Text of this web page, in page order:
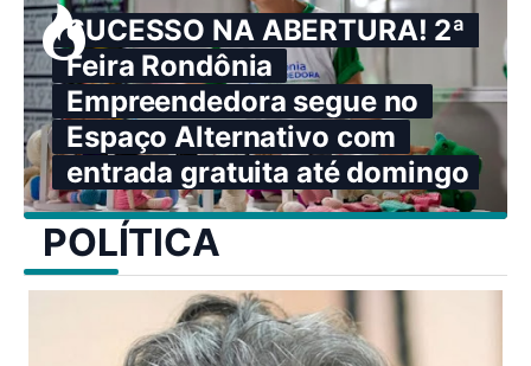
SUCESSO NA ABERTURA! 2ª
Feira Rondônia
Empreendedora segue no
Espaço Alternativo com
entrada gratuita até domingo
POLÍTICA